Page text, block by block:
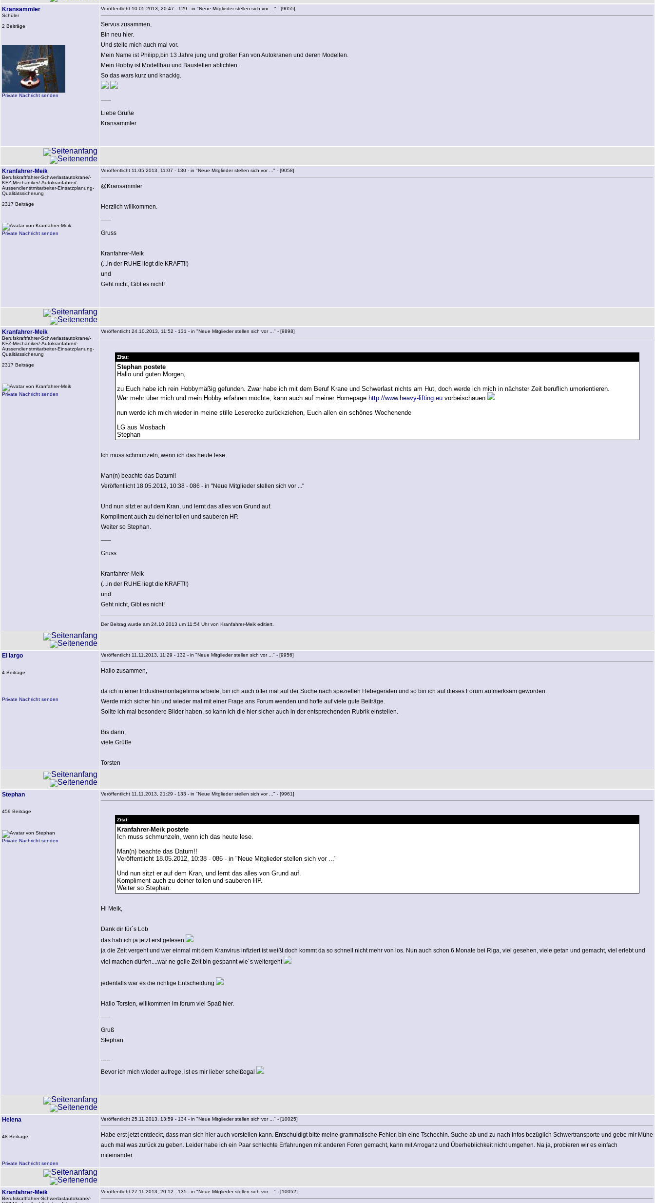
Kransammler
Schüler
2 Beiträge
Private Nachricht senden
Veröffentlicht 10.05.2013, 20:47 - 129 - in "Neue Mitglieder stellen sich vor ..." - [9055]
Servus zusammen,
Bin neu hier.
Und stelle mich auch mal vor.
Mein Name ist Philipp,bin 13 Jahre jung und großer Fan von Autokranen und deren Modellen.
Mein Hobby ist Modellbau und Baustellen ablichten.
So das wars kurz und knackig.
Liebe Grüße
Kransammler
Kranfahrer-Meik
Berufskraftfahrer-Schwerlastautokrane/-
KFZ-Mechaniker/-Autokranfahrer/-
Aussendienstmitarbeiter-Einsatzplanung-
Qualitätssicherung
2317 Beiträge
Private Nachricht senden
Veröffentlicht 11.05.2013, 11:07 - 130 - in "Neue Mitglieder stellen sich vor ..." - [9058]
@Kransammler
Herzlich willkommen.
Gruss
Kranfahrer-Meik
(...in der RUHE liegt die KRAFT!!)
und
Geht nicht, Gibt es nicht!
Kranfahrer-Meik
Berufskraftfahrer-Schwerlastautokrane/-
KFZ-Mechaniker/-Autokranfahrer/-
Aussendienstmitarbeiter-Einsatzplanung-
Qualitätssicherung
2317 Beiträge
Private Nachricht senden
Veröffentlicht 24.10.2013, 11:52 - 131 - in "Neue Mitglieder stellen sich vor ..." - [9898]
Zitat:
Stephan postete
Hallo und guten Morgen,
zu Euch habe ich rein Hobbymäßig gefunden. Zwar habe ich mit dem Beruf Krane und Schwerlast nichts am Hut, doch werde ich mich in nächster Zeit beruflich umorientieren.
Wer mehr über mich und mein Hobby erfahren möchte, kann auch auf meiner Homepage http://www.heavy-lifting.euvorbeischauen
nun werde ich mich wieder in meine stille Leserecke zurückziehen, Euch allen ein schönes Wochenende
LG aus Mosbach
Stephan
Ich muss schmunzeln, wenn ich das heute lese.
Man(n) beachte das Datum!!
Veröffentlicht 18.05.2012, 10:38 - 086 - in "Neue Mitglieder stellen sich vor ..."
Und nun sitzt er auf dem Kran, und lernt das alles von Grund auf.
Kompliment auch zu deiner tollen und sauberen HP.
Weiter so Stephan.
Gruss
Kranfahrer-Meik
(...in der RUHE liegt die KRAFT!!)
und
Geht nicht, Gibt es nicht!
Der Beitrag wurde am 24.10.2013 um 11:54 Uhr von Kranfahrer-Meik editiert.
El largo
4 Beiträge
Private Nachricht senden
Veröffentlicht 11.11.2013, 11:29 - 132 - in "Neue Mitglieder stellen sich vor ..." - [9956]
Hallo zusammen,
da ich in einer Industriemontagefirma arbeite, bin ich auch öfter mal auf der Suche nach speziellen Hebegeräten und so bin ich auf dieses Forum aufmerksam geworden.
Werde mich sicher hin und wieder mal mit einer Frage ans Forum wenden und hoffe auf viele gute Beiträge.
Sollte ich mal besondere Bilder haben, so kann ich die hier sicher auch in der entsprechenden Rubrik einstellen.
Bis dann,
viele Grüße
Torsten
Stephan
459 Beiträge
Private Nachricht senden
Veröffentlicht 11.11.2013, 21:29 - 133 - in "Neue Mitglieder stellen sich vor ..." - [9961]
Zitat:
Kranfahrer-Meik postete
Ich muss schmunzeln, wenn ich das heute lese.
Man(n) beachte das Datum!!
Veröffentlicht 18.05.2012, 10:38 - 086 - in "Neue Mitglieder stellen sich vor ..."
Und nun sitzt er auf dem Kran, und lernt das alles von Grund auf.
Kompliment auch zu deiner tollen und sauberen HP.
Weiter so Stephan.
Hi Meik,
Dank dir für´s Lob
das hab ich ja jetzt erst gelesen
ja die Zeit vergeht und wer einmal mit dem Kranvirus infiziert ist weißt doch kommt da so schnell nicht mehr von los. Nun auch schon 6 Monate bei Riga, viel gesehen, viele getan und gemacht, viel erlebt und
viel machen dürfen....war ne geile Zeit bin gespannt wie´s weitergeht
jedenfalls war es die richtige Entscheidung
Hallo Torsten, willkommen im forum viel Spaß hier.
Gruß
Stephan
-----
Bevor ich mich wieder aufrege, ist es mir lieber scheißegal
Helena
48 Beiträge
Private Nachricht senden
Veröffentlicht 25.11.2013, 13:59 - 134 - in "Neue Mitglieder stellen sich vor ..." - [10025]
Habe erst jetzt entdeckt, dass man sich hier auch vorstellen kann. Entschuldigt bitte meine grammatische Fehler, bin eine Tschechin. Suche ab und zu nach Infos bezüglich Schwertransporte und gebe mir Mühe
auch mal was zurück zu geben. Leider habe ich ein Paar schlechte Erfahrungen mit anderen Foren gemacht, kann mit Arroganz und Überheblichkeit nicht umgehen. Na ja, probieren wir es einfach
miteinander.
Kranfahrer-Meik
Berufskraftfahrer-Schwerlastautokrane/-
Veröffentlicht 27.11.2013, 20:12 - 135 - in "Neue Mitglieder stellen sich vor ..." - [10052]